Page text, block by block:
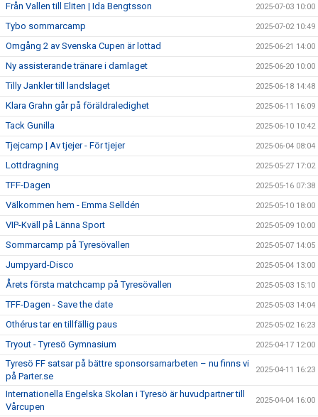
Från Vallen till Eliten | Ida Bengtsson 2025-07-03 10:00
Tybo sommarcamp 2025-07-02 10:49
Omgång 2 av Svenska Cupen är lottad 2025-06-21 14:00
Ny assisterande tränare i damlaget 2025-06-20 10:00
Tilly Jankler till landslaget 2025-06-18 14:48
Klara Grahn går på föräldraledighet 2025-06-11 16:09
Tack Gunilla 2025-06-10 10:42
Tjejcamp | Av tjejer - För tjejer 2025-06-04 08:04
Lottdragning 2025-05-27 17:02
TFF-Dagen 2025-05-16 07:38
Välkommen hem - Emma Selldén 2025-05-10 18:00
VIP-Kväll på Länna Sport 2025-05-09 10:00
Sommarcamp på Tyresövallen 2025-05-07 14:05
Jumpyard-Disco 2025-05-04 13:00
Årets första matchcamp på Tyresövallen 2025-05-03 15:10
TFF-Dagen - Save the date 2025-05-03 14:04
Othérus tar en tillfällig paus 2025-05-02 16:23
Tryout - Tyresö Gymnasium 2025-04-17 12:00
Tyresö FF satsar på bättre sponsorsamarbeten – nu finns vi
på Parter.se
2025-04-11 16:23
Internationella Engelska Skolan i Tyresö är huvudpartner till
Vårcupen
2025-04-04 16:00